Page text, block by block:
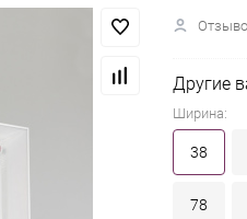
Другие
Ширина:
38
78